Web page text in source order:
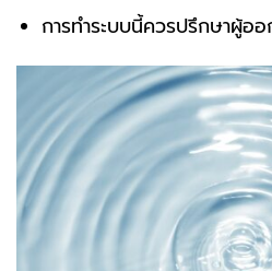
การทำระบบนี้ควรปรึกษาผู้อ